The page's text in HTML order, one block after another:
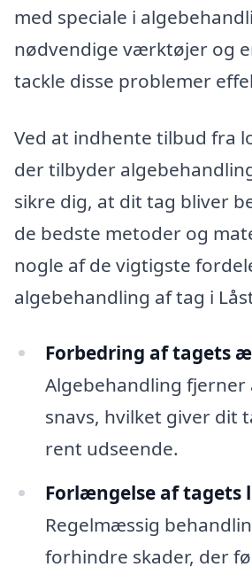
med speciale i
nødvendige værktøjer og
tackle disse problemer
Ved at indhente tilbud fra
der tilbyder
sikre dig, at dit tag bliver
de bedste metoder og
nogle af de vigtigste
algebehandling af tag i
Forbedring af tagets
Algebehandling fjerner
snavs, hvilket giver dit
rent udseende.
Forlængelse af tagets
Regelmæssig
forhindre skader, der